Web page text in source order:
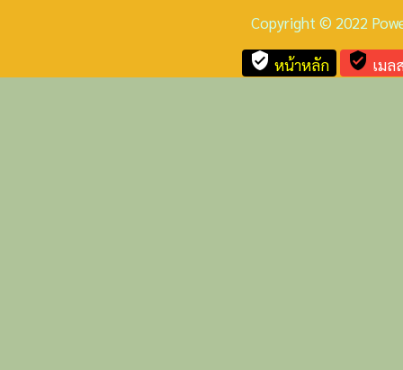
Copyright © 2022
verified_user หน้าหลัก verified_user เมล